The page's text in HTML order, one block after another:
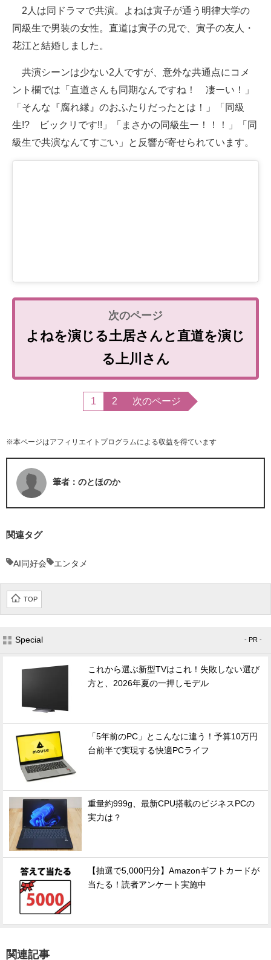
電子設計の基本と応用
エネルギーの専門メディア
建設×テクノロジーの最前線
2人は同ドラマで共演。よねは寅子が通う明律大学の
同級生で男装の女性。直道は寅子の兄で、寅子の友人・
花江と結婚しました。
共演シーンは少ない2人ですが、意外な共通点にコメ
ント欄では「直道さんも同期なんですね！ 凄ーい！」
「そんな『腐れ縁』のおふたりだったとは！」「同級
生!? ビックリです!!」「まさかの同級生ー！！！」「同
級生で共演なんてすごい」と反響が寄せられています。
よねを演じる土居さんと直道を演じ
る上川さん
1 2 次のページ
※本ページはアフィリエイトプログラムによる収益を得ています
筆者：のとほのか
関連タグ
AI同好会 エンタメ
TOP
Special - PR -
これから選ぶ新型TVはこれ！失敗しない選び
方と、2026年夏の一押しモデル
「5年前のPC」とこんなに違う！予算10万円
台前半で実現する快適PCライフ
重量約999g、最新CPU搭載のビジネスPCの
実力は？
【抽選で5,000円分】Amazonギフトカードが
当たる！読者アンケート実施中
関連記事